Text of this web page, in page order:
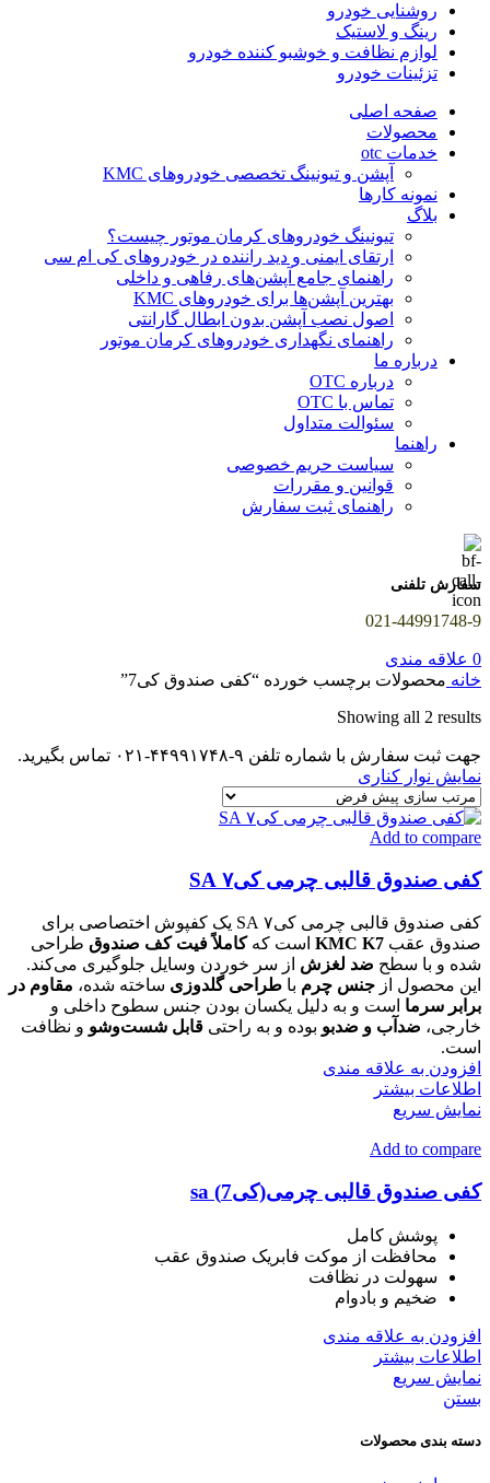
روشنایی خودرو
رینگ و لاستیک
لوازم نظافت و خوشبو کننده خودرو
تزئینات خودرو
صفحه اصلی
محصولات
خدمات otc
آپشن و تیونینگ تخصصی خودروهای KMC
نمونه کارها
بلاگ
تیونینگ خودروهای کرمان موتور چیست؟
ارتقای ایمنی و دید راننده در خودروهای کی ام سی
راهنمای جامع آپشن‌های رفاهی و داخلی
بهترین آپشن‌ها برای خودروهای KMC
اصول نصب آپشن بدون ابطال گارانتی
راهنمای نگهداری خودروهای کرمان موتور
درباره ما
درباره OTC
تماس با OTC
سئوالت متداول
راهنما
سیاست حریم خصوصی
قوانین و مقررات
راهنمای ثبت سفارش
سفارش تلفنی
021-44991748-9
0 علاقه مندی
خانه محصولات برچسب خورده “کفی صندوق کی7”
Showing all 2 results
جهت ثبت سفارش با شماره تلفن ۹-۴۴۹۹۱۷۴۸-۰۲۱ تماس بگیرید.
نمایش نوار کناری
Add to compare
کفی صندوق قالبی چرمی کی۷ SA
کفی صندوق قالبی چرمی کی۷ SA یک کفپوش اختصاصی برای
صندوق عقب KMC K7 است کهکاملاً فیت کف صندوق طراحی
شده و با سطح ضد لغزش از سر خوردن وسایل جلوگیری می‌کند.
این محصول از جنس چرم با طراحی گلدوزی ساخته شده، مقاوم در
برابر سرما است و به دلیل یکسان بودن جنس سطوح داخلی و
خارجی، ضدآب و ضدبو بوده و به راحتی قابل شست‌وشو و نظافت
است.
افزودن به علاقه مندی
اطلاعات بیشتر
نمایش سریع
Add to compare
کفی صندوق قالبی چرمی(کی7) sa
پوشش کامل
محافظت از موکت فابریک صندوق عقب
سهولت در نظافت
ضخیم و بادوام
افزودن به علاقه مندی
اطلاعات بیشتر
نمایش سریع
بستن
دسته بندی محصولات